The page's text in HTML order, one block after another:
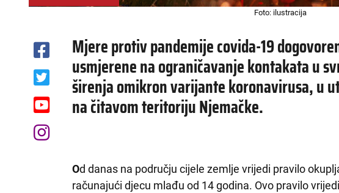
Foto: ilustracija
Mjere protiv pandemije covida-19
usmjerene na ograničavanje kontakata u
širenja omikron varijante koronavirusa, u
na čitavom teritoriju Njemačke.
Od danas na području cijele zemlje vrijedi pravilo
računajući djecu mlađu od 14 godina. Ovo pravilo